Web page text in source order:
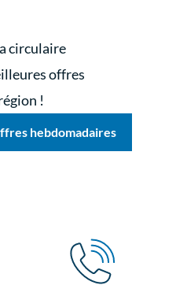
circulaire
offres
!
hebdomadaires